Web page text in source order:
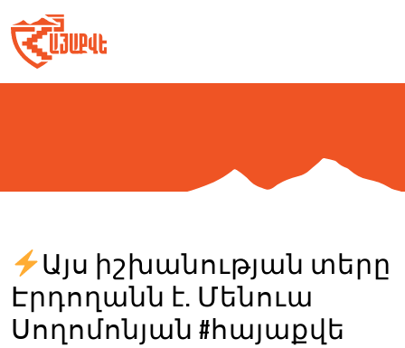
to
content
Այս իշխանության տերը
Էրդողանն է. Մենուա
Սողոմոնյան #հայաքվե